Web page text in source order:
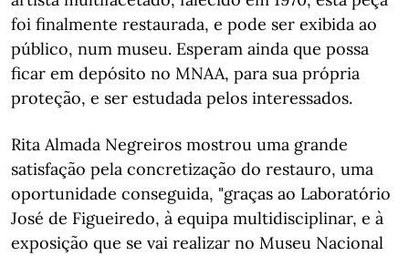
foi finalmente restaurada, e pode ser exibida ao
público, num museu. Esperam ainda que possa
ficar em depósito no MNAA, para sua própria
proteção, e ser estudada pelos interessados.
Rita Almada Negreiros mostrou uma grande
satisfação pela concretização do restauro, uma
oportunidade conseguida, "graças ao Laboratório
José de Figueiredo, à equipa multidisciplinar, e à
exposição que se vai realizar no Museu Nacional